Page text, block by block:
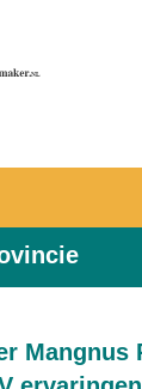
Mangnus